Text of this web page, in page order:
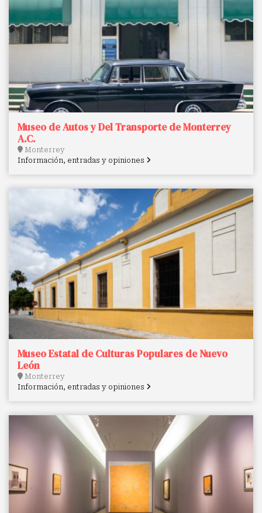
Museo de Autos y Del Transporte de Monterrey
A.C.
Monterrey
Información, entradas y opiniones
Museo Estatal de Culturas Populares de Nuevo
León
Monterrey
Información, entradas y opiniones